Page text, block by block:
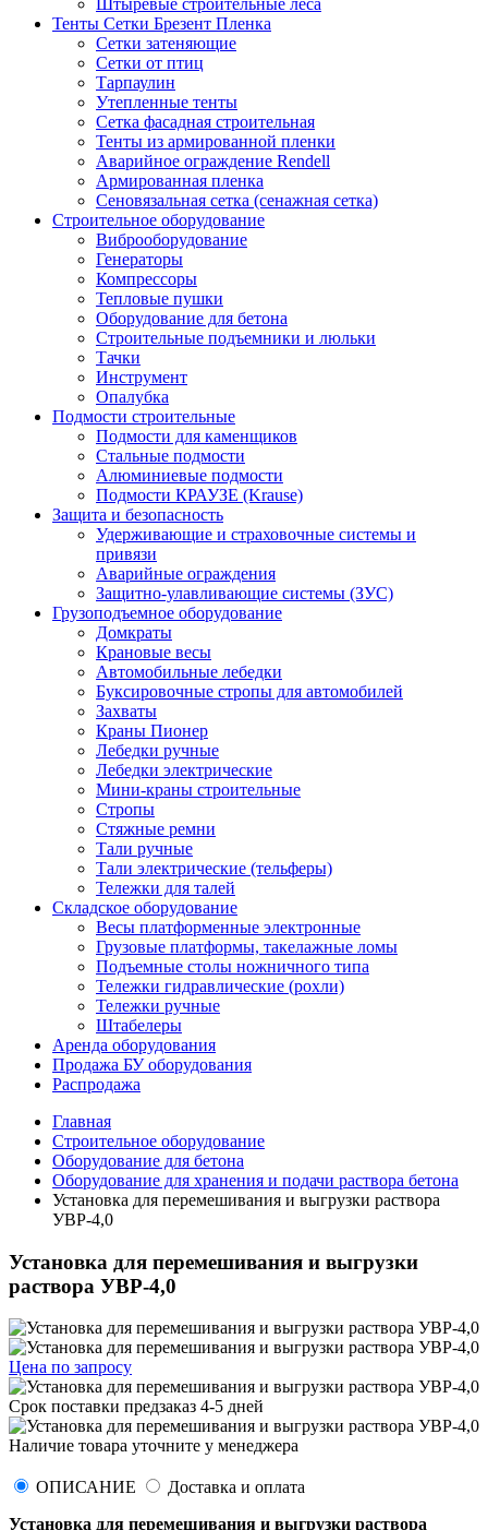
Штыревые строительные леса
Тенты Сетки Брезент Пленка
Сетки затеняющие
Сетки от птиц
Тарпаулин
Утепленные тенты
Сетка фасадная строительная
Тенты из армированной пленки
Аварийное ограждение Rendell
Армированная пленка
Сеновязальная сетка (сенажная сетка)
Строительное оборудование
Виброоборудование
Генераторы
Компрессоры
Тепловые пушки
Оборудование для бетона
Строительные подъемники и люльки
Тачки
Инструмент
Опалубка
Подмости строительные
Подмости для каменщиков
Стальные подмости
Алюминиевые подмости
Подмости КРАУЗЕ (Krause)
Защита и безопасность
Удерживающие и страховочные системы и
привязи
Аварийные ограждения
Защитно-улавливающие системы (ЗУС)
Грузоподъемное оборудование
Домкраты
Крановые весы
Автомобильные лебедки
Буксировочные стропы для автомобилей
Захваты
Краны Пионер
Лебедки ручные
Лебедки электрические
Мини-краны строительные
Стропы
Стяжные ремни
Тали ручные
Тали электрические (тельферы)
Тележки для талей
Складское оборудование
Весы платформенные электронные
Грузовые платформы, такелажные ломы
Подъемные столы ножничного типа
Тележки гидравлические (рохли)
Тележки ручные
Штабелеры
Аренда оборудования
Продажа БУ оборудования
Распродажа
Главная
Строительное оборудование
Оборудование для бетона
Оборудование для хранения и подачи раствора бетона
Установка для перемешивания и выгрузки раствора
УВР-4,0
Установка для перемешивания и выгрузки
раствора УВР-4,0
Цена по запросу
Срок поставки предзаказ 4-5 дней
Наличие товара уточните у менеджера
ОПИСАНИЕ
Доставка и оплата
Установка для перемешивания и выгрузки раствора